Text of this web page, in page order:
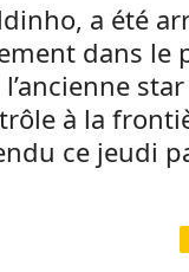
a été
dans le
à la
ce jeudi